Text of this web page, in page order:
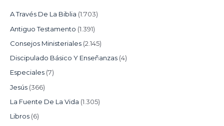
A Través De La Biblia (1.703)
Antiguo Testamento (1.391)
Consejos Ministeriales (2.145)
Discipulado Básico Y Enseñanzas (4)
Especiales (7)
Jesús (366)
La Fuente De La Vida (1.305)
Libros (6)